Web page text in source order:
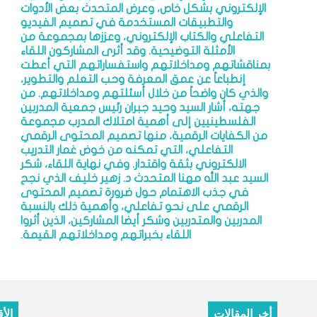
الإلكتروني بشكل خاص، وعرض المتحدث بعض الأدوات
والتطبيقات المستخدمة في تصميم الفيديو
التفاعلي والكتاب الإلكتروني، وعززها بمجموعة من
الأمثلة التوضيحية. وقد أثرى المشاركون اللقاء
بمناقشاتهم ومداخلاتهم واستفساراتهم التي أعطت
إنطباعاً عن عمق المعرفة وحب التعلم والتطوير،
والذي كان واضحاً من خلال أسئلتهم ومداخلاتهم. من
جهته، أشار السيد وحيد جبران رئيس جمعية المدربين
الفلسطينيين إلى أهمية امتلاك المدرب مجموعة
من الكفايات الرقمية، منها تصميم المحتوى الرقمي
التفاعلي، التي تمكنه من خوض غمار التدريب
الالكتروني بثقة واقتدار. وفي نهاية اللقاء، شكر
السيد عبد الله مهنا المتحدث د. زهير خليف الذي نجح
في جذب الاهتمام حول ضرورة تصميم المحتوى
الرقمي على نحو تفاعلي، وأهمية ذلك بالنسبة
المدربين والمتدربين وشكر أيضا المشاركين، الذين أثروا
اللقاء بخبراتهم ومداخلاتهم القيمة.
أخر المقالات